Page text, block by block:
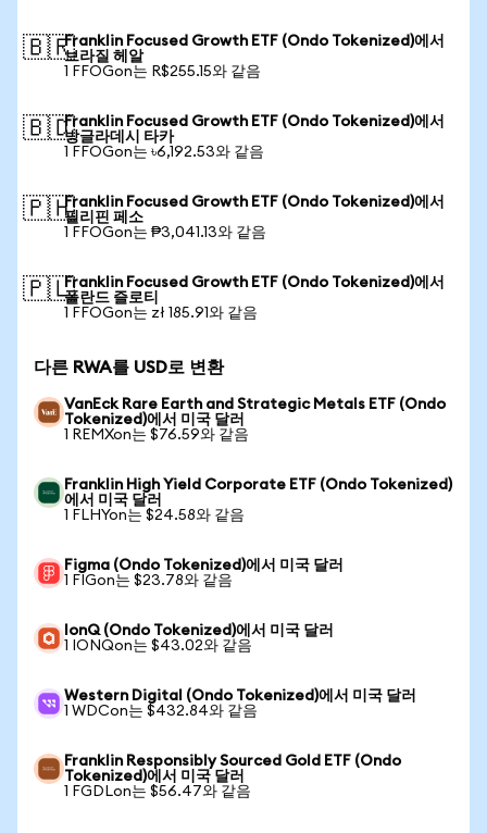
🇧🇷Franklin Focused Growth ETF (Ondo Tokenized)에서
브라질 헤알
1 FFOGon는 R$255.15와 같음
🇧🇩Franklin Focused Growth ETF (Ondo Tokenized)에서
방글라데시 타카
1 FFOGon는 ৳6,192.53와 같음
🇵🇭Franklin Focused Growth ETF (Ondo Tokenized)에서
필리핀 페소
1 FFOGon는 ₱3,041.13와 같음
🇵🇱Franklin Focused Growth ETF (Ondo Tokenized)에서
폴란드 즐로티
1 FFOGon는 zł 185.91와 같음
다른 RWA를 USD로 변환
VanEck Rare Earth and Strategic Metals ETF (Ondo
Tokenized)에서 미국 달러
1 REMXon는 $76.59와 같음
Franklin High Yield Corporate ETF (Ondo Tokenized)
에서 미국 달러
1 FLHYon는 $24.58와 같음
Figma (Ondo Tokenized)에서 미국 달러
1 FIGon는 $23.78와 같음
IonQ (Ondo Tokenized)에서 미국 달러
1 IONQon는 $43.02와 같음
Western Digital (Ondo Tokenized)에서 미국 달러
1 WDCon는 $432.84와 같음
Franklin Responsibly Sourced Gold ETF (Ondo
Tokenized)에서 미국 달러
1 FGDLon는 $56.47와 같음